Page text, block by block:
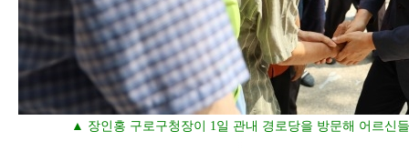
▲ 장인홍 구로구청장이 1일 관내 경로당을 방문해 어르신